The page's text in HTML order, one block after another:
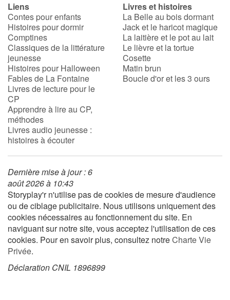
Écoles
Médiathèques
Vidéos & Tutoriaux
Blog
Actualités
Rencontres et témoignages
Contes d'ici et d'ailleurs
Autour de la lecture
Apprendre à lire
Livre audio
Liens
Contes pour enfants
Histoires pour dormir
Comptines
Classiques de la littérature
jeunesse
Histoires pour Halloween
Fables de La Fontaine
Livres de lecture pour le
CP
Apprendre à lire au CP,
méthodes
Livres audio jeunesse :
histoires à écouter
Livres et histoires
La Belle au bois dormant
Jack et le haricot magique
La laitière et le pot au lait
Le lièvre et la tortue
Cosette
Matin brun
Boucle d'or et les 3 ours
Dernière mise à jour : 6
août 2026 à 10:43
Storyplay'r n'utilise pas de cookies de mesure d'audience
ou de ciblage publicitaire. Nous utilisons uniquement des
cookies nécessaires au fonctionnement du site. En
naviguant sur notre site, vous acceptez l'utilisation de ces
cookies. Pour en savoir plus, consultez notreCharte Vie
Privée.
Déclaration CNIL 1896899